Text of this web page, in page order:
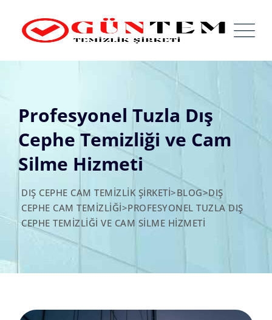
content
Profesyonel Tuzla Dış
Cephe Temizliği ve Cam
Silme Hizmeti
DIŞ CEPHE CAM TEMIZLIK ŞIRKETI>BLOG>DIŞ
CEPHE CAM TEMIZLIĞI>PROFESYONEL TUZLA DIŞ
CEPHE TEMIZLIĞI VE CAM SILME HIZMETI